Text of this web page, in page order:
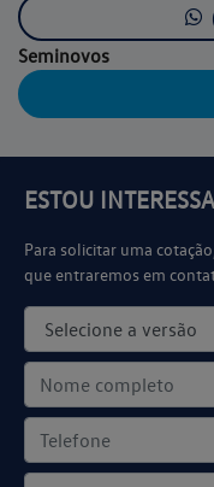
ESTOU
Para solicitar uma
que entraremos em
Seminovos